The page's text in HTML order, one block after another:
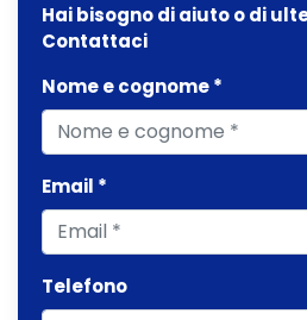
Hai bisogno di aiuto o di
Contattaci
Nome e cognome *
Email *
Telefono